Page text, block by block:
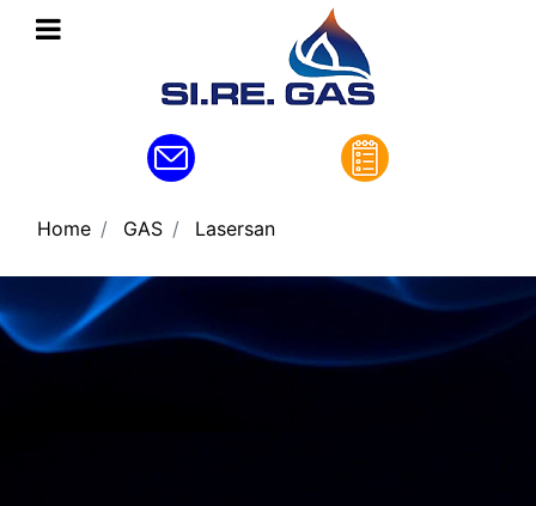
Open menu
Home GAS Lasersan